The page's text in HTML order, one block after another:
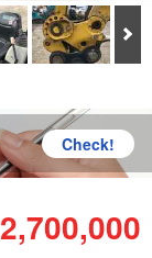
次
Check!
2,700,000